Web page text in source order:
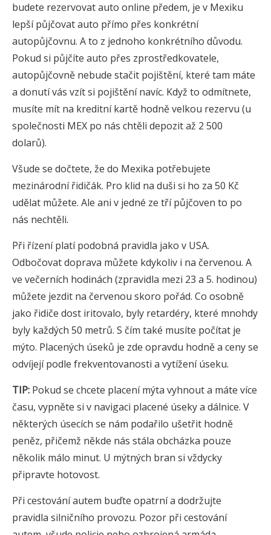
budete rezervovat auto online předem, je v Mexiku
lepší půjčovat auto přímo přes konkrétní
autopůjčovnu. A to z jednoho konkrétního důvodu.
Pokud si půjčíte auto přes zprostředkovatele,
autopůjčovně nebude stačit pojištění, které tam máte
a donutí vás vzít si pojištění navíc. Když to odmítnete,
musíte mít na kreditní kartě hodně velkou rezervu (u
společnosti MEX po nás chtěli depozit až 2 500
dolarů).
Všude se dočtete, že do Mexika potřebujete
mezinárodní řidičák. Pro klid na duši si ho za 50 Kč
udělat můžete. Ale ani v jedné ze tří půjčoven to po
nás nechtěli.
Při řízení platí podobná pravidla jako v USA.
Odbočovat doprava můžete kdykoliv i na červenou. A
ve večerních hodinách (zpravidla mezi 23 a 5. hodinou)
můžete jezdit na červenou skoro pořád. Co osobně
jako řidiče dost iritovalo, byly retardéry, které mnohdy
byly každých 50 metrů. S čím také musíte počítat je
mýto. Placených úseků je zde opravdu hodně a ceny se
odvíjejí podle frekventovanosti a vytížení úseku.
TIP: Pokud se chcete placení mýta vyhnout a máte více
času, vypněte si v navigaci placené úseky a dálnice. V
některých úsecích se nám podařilo ušetřit hodně
peněz, přičemž někde nás stála obcházka pouze
několik málo minut. U mýtných bran si vždycky
připravte hotovost.
Při cestování autem buďte opatrní a dodržujte
pravidla silničního provozu. Pozor při cestování